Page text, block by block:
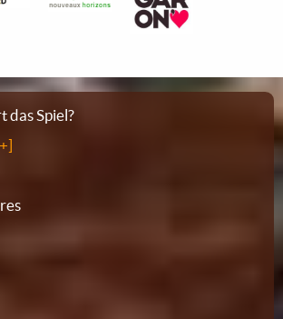
das Spiel?